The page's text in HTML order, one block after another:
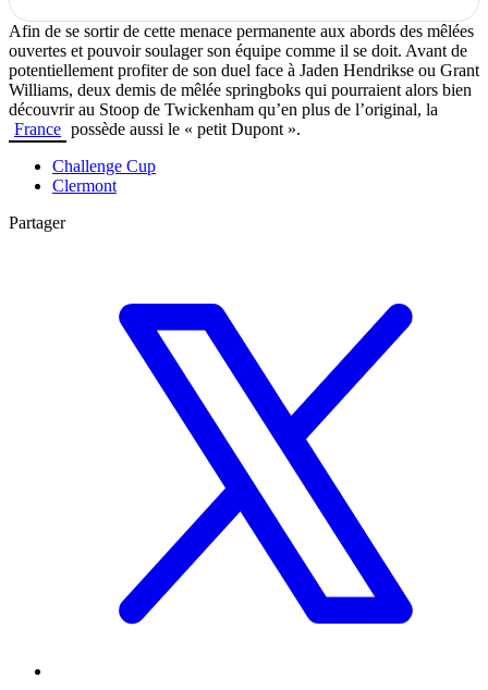
Afin de se sortir de cette menace permanente aux abords des mêlées
ouvertes et pouvoir soulager son équipe comme il se doit. Avant de
potentiellement profiter de son duel face à Jaden Hendrikse ou Grant
Williams, deux demis de mêlée springboks qui pourraient alors bien
découvrir au Stoop de Twickenham qu’en plus de l’original, la
France possède aussi le « petit Dupont ».
Challenge Cup
Clermont
Partager